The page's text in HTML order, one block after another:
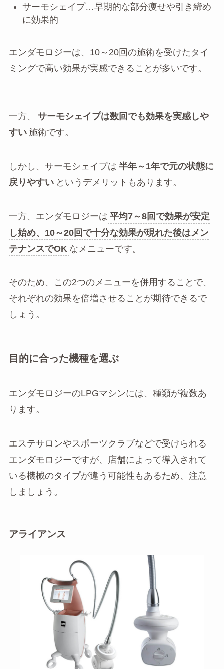
サーモシェイプ…早期的な部分痩せや引き締め
に効果的
エンダモロジーは、10～20回の施術を受けたタイ
ミングで高い効果が実感できることが多いです。
一方、
サーモシェイプは数回でも効果を実感しや
すい 施術です。
しかし、サーモシェイプは 半年～1年で元の状態に
戻りやすい というデメリットもあります。
一方、エンダモロジーは 平均7～8回で効果が安定
し始め、10～20回で十分な効果が現れた後はメン
テナンスでOK なメニューです。
そのため、この2つのメニューを併用することで、
それぞれの効果を倍増させることが期待できるで
しょう。
目的に合った機種を選ぶ
エンダモロジーのLPGマシンには、種類が複数あ
ります。
エステサロンやスポーツクラブなどで受けられる
エンダモロジーですが、店舗によって導入されて
いる機械のタイプが違う可能性もあるため、注意
しましょう。
アライアンス